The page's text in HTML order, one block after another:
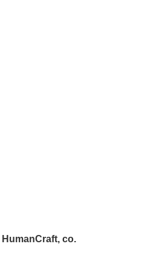
HumanCraft, co.